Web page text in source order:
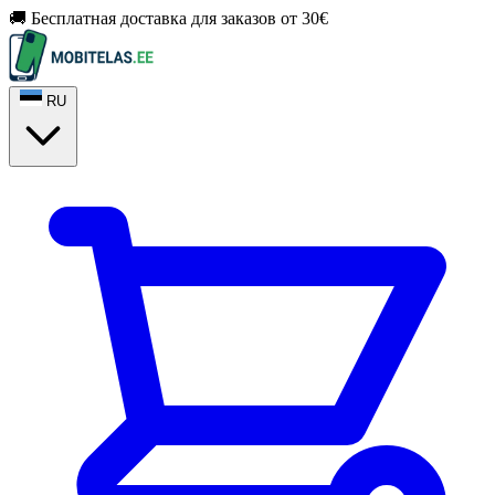
🚚 Бесплатная доставка для заказов от 30€
RU